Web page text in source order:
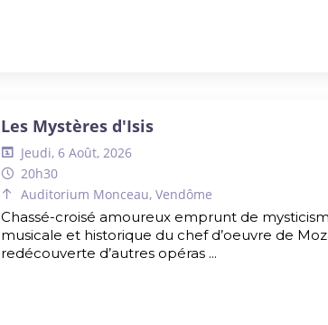
Les Mystères d'Isis
Jeudi, 6 Août, 2026
20h30
Auditorium Monceau, Vendôme
Chassé-croisé amoureux emprunt de
musicale et historique du chef d’oeuvre de
redécouverte d’autres opéras ...